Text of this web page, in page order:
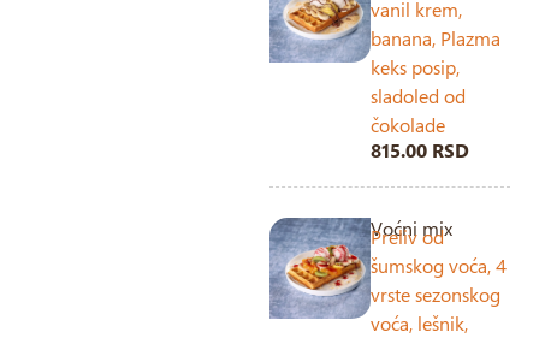
vanil krem,
banana, Plazma
keks posip,
sladoled od
čokolade
815.00 RSD
Voćni mix
Preliv od
šumskog voća, 4
vrste sezonskog
voća, lešnik,